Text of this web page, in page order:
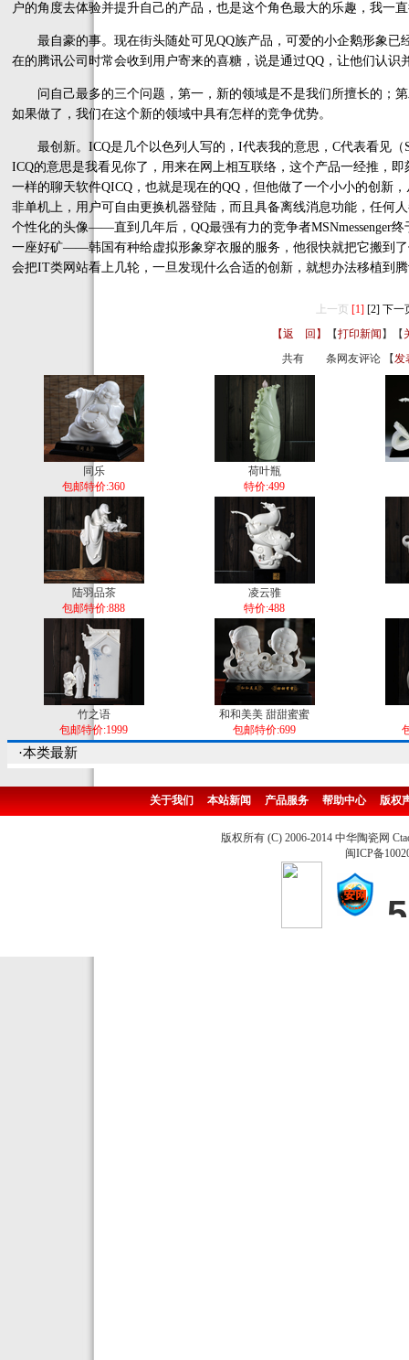
户的角度去体验并提升自己的产品，也是这个角色最大的乐趣，我一
最自豪的事。现在街头随处可见QQ族产品，可爱的小企鹅形象已
在的腾讯公司时常会收到用户寄来的喜糖，说是通过QQ，让他们认识
问自己最多的三个问题，第一，新的领域是不是我们所擅长的；
如果做了，我们在这个新的领域中具有怎样的竞争优势。
最创新。ICQ是几个以色列人写的，I代表我的意思，C代表看见（
ICQ的意思是我看见你了，用来在网上相互联络，这个产品一经推，
一样的聊天软件QICQ，也就是现在的QQ，但他做了一个小小的创新
非单机上，用户可自由更换机器登陆，而且具备离线消息功能，任何
个性化的头像——直到几年后，QQ最强有力的竞争者MSNmessenger
一座好矿——韩国有种给虚拟形象穿衣服的服务，他很快就把它搬到
会把IT类网站看上几轮，一旦发现什么合适的创新，就想办法移植到
上一页 [1] [2] 下一
【返 回】
【打印新闻 】【
共有
条网友评论 【发
同乐
包邮特价:360
荷叶瓶
特价:499
陆羽品茶
包邮特价:888
凌云骓
特价:488
竹之语
包邮特价:1999
和和美美 甜甜蜜蜜
包邮特价:699
·本类最新
关于我们 本站新闻 产品服务 帮助中心 版权
版权所有 (C) 2006-2014 中华陶瓷网
闽ICP备